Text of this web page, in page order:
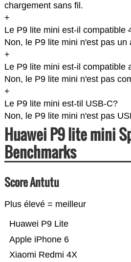
chargement sans fil.
+
Le P9 lite mini est-il compatible
Non, le P9 lite mini n'est pas un
+
Le P9 lite mini est-il compatible
Non, le P9 lite mini n'est pas
+
Le P9 lite mini est-til USB-C?
Non, le P9 lite mini n'est pas
Huawei P9 lite mini
Benchmarks
Score Antutu
Plus élevé = meilleur
Xiaomi Redmi 4X
Apple iPhone 6
Huawei P9 Lite